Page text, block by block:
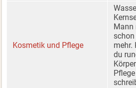
Kosmetik und Pflege
Mann
mehr.
du